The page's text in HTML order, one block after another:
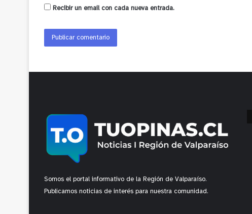
Recibir un email con cada nueva entrada.
Somos el portal informativo de la Región de Valparaíso.
Publicamos noticias de interés para nuestra comunidad.